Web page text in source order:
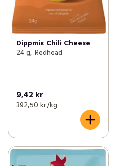
Dippmix Chili Cheese
24 g, Redhead
9,42 kr
392,50 kr /kg